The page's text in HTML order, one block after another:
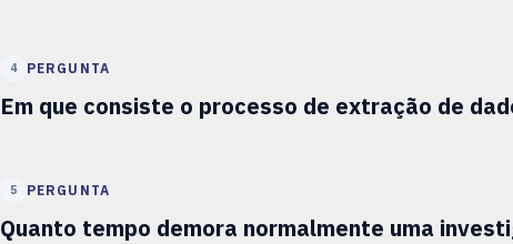
4 PERGUNTA
Em que consiste o processo de extração de
5 PERGUNTA
Quanto tempo demora normalmente uma